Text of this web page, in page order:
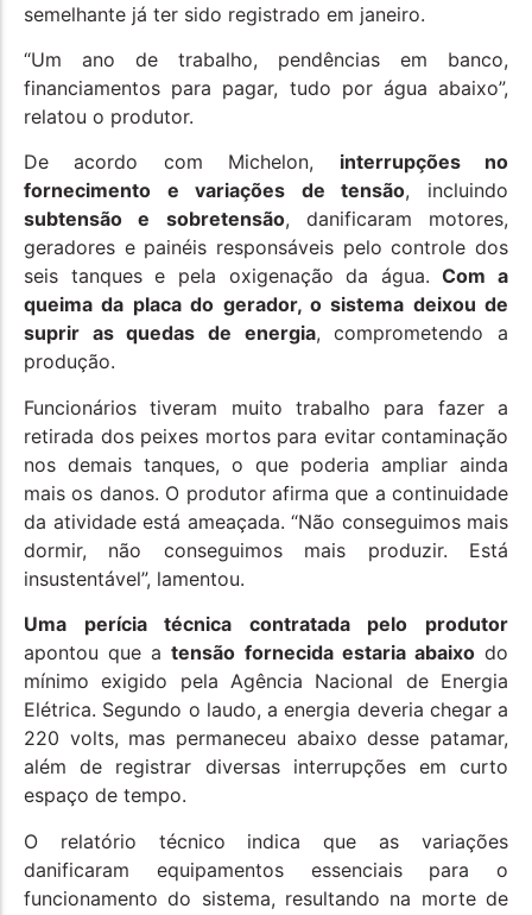
semelhante já ter sido registrado em janeiro.
“Um ano de trabalho, pendências em banco,
financiamentos para pagar, tudo por água abaixo”,
relatou o produtor.
De acordo com Michelon, interrupções no
fornecimento e variações de tensão, incluindo
subtensão e sobretensão, danificaram motores,
geradores e painéis responsáveis pelo controle dos
seis tanques e pela oxigenação da água.Com a
queima da placa do gerador, o sistema deixou de
suprir as quedas de energia, comprometendo a
produção.
Funcionários tiveram muito trabalho para fazer a
retirada dos peixes mortos para evitar contaminação
nos demais tanques, o que poderia ampliar ainda
mais os danos. O produtor afirma que a continuidade
da atividade está ameaçada. “Não conseguimos mais
dormir, não conseguimos mais produzir. Está
insustentável”, lamentou.
Uma perícia técnica contratada pelo produtor
apontou que atensão fornecida estaria abaixodo
mínimo exigido pela Agência Nacional de Energia
Elétrica. Segundo o laudo, a energia deveria chegar a
220 volts, mas permaneceu abaixo desse patamar,
além de registrar diversas interrupções em curto
espaço de tempo.
O relatório técnico indica que as variações
danificaram equipamentos essenciais para o
funcionamento do sistema, resultando na morte de